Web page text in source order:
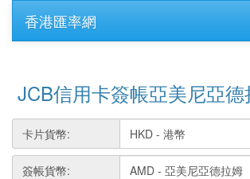
香港匯率網
JCB信用卡簽帳亞美尼亞
卡片貨幣:
簽帳貨幣: